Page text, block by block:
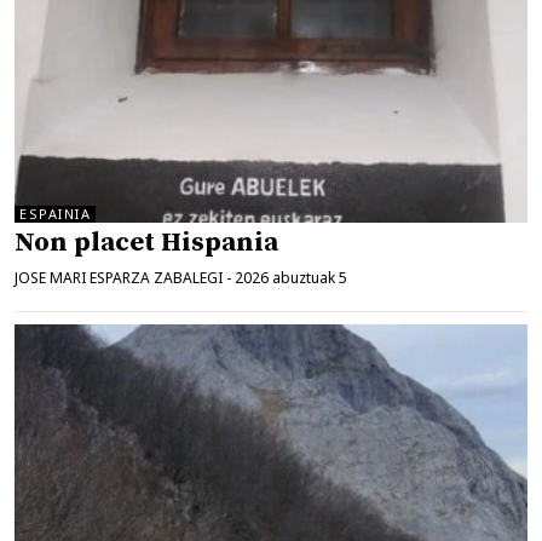
ESPAINIA
Non placet Hispania
JOSE MARI ESPARZA ZABALEGI - 2026 abuztuak 5